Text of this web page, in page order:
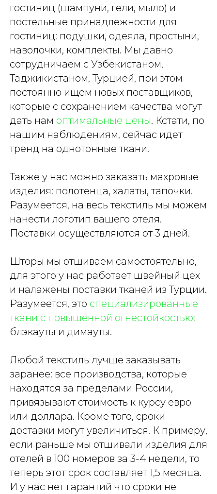
гостиниц (шампуни, гели, мыло) и
постельные принадлежности для
гостиниц: подушки, одеяла, простыни,
наволочки, комплекты. Мы давно
сотрудничаем с Узбекистаном,
Таджикистаном, Турцией, при этом
постоянно ищем новых поставщиков,
которые с сохранением качества могут
дать нам оптимальные цены. Кстати, по
нашим наблюдениям, сейчас идет
тренд на однотонные ткани.
Также у нас можно заказать махровые
изделия: полотенца, халаты, тапочки.
Разумеется, на весь текстиль мы можем
нанести логотип вашего отеля.
Поставки осуществляются от 3 дней.
Шторы мы отшиваем самостоятельно,
для этого у нас работает швейный цех
и налажены поставки тканей из Турции.
Разумеется, это специализированные
ткани с повышенной огнестойкостью:
блэкауты и димауты.
Любой текстиль лучше заказывать
заранее: все производства, которые
находятся за пределами России,
привязывают стоимость к курсу евро
или доллара. Кроме того, сроки
доставки могут увеличиться. К примеру,
если раньше мы отшивали изделия для
отелей в 100 номеров за 3-4 недели, то
теперь этот срок составляет 1,5 месяца.
И у нас нет гарантий что сроки не